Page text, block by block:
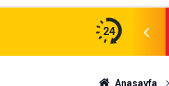
24
ve Aktiviteler
Anasayfa